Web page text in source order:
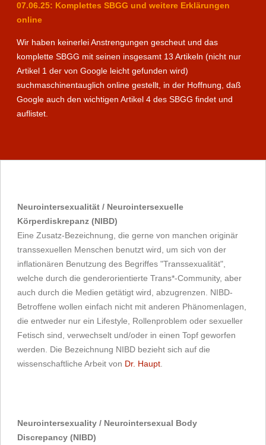
07.06.25: Komplettes SBGG und weitere Erklärungen
online
Wir haben keinerlei Anstrengungen gescheut und das
komplette SBGG mit seinen insgesamt 13 Artikeln (nicht nur
Artikel 1 der von Google leicht gefunden wird)
suchmaschinentauglich online gestellt, in der Hoffnung, daß
Google auch den wichtigen Artikel 4 des SBGG findet und
auflistet.
Neurointersexualität / Neurointersexuelle
Körperdiskrepanz (NIBD)
Eine Zusatz-Bezeichnung, die gerne von manchen originär
transsexuellen Menschen benutzt wird, um sich von der
inflationären Benutzung des Begriffes "Transsexualität",
welche durch die genderorientierte Trans*-Community, aber
auch durch die Medien getätigt wird, abzugrenzen. NIBD-
Betroffene wollen einfach nicht mit anderen Phänomenlagen,
die entweder nur ein Lifestyle, Rollenproblem oder sexueller
Fetisch sind, verwechselt und/oder in einen Topf geworfen
werden. Die Bezeichnung NIBD bezieht sich auf die
wissenschaftliche Arbeit von Dr. Haupt
Neurointersexuality / Neurointersexual Body
Discrepancy (NIBD)